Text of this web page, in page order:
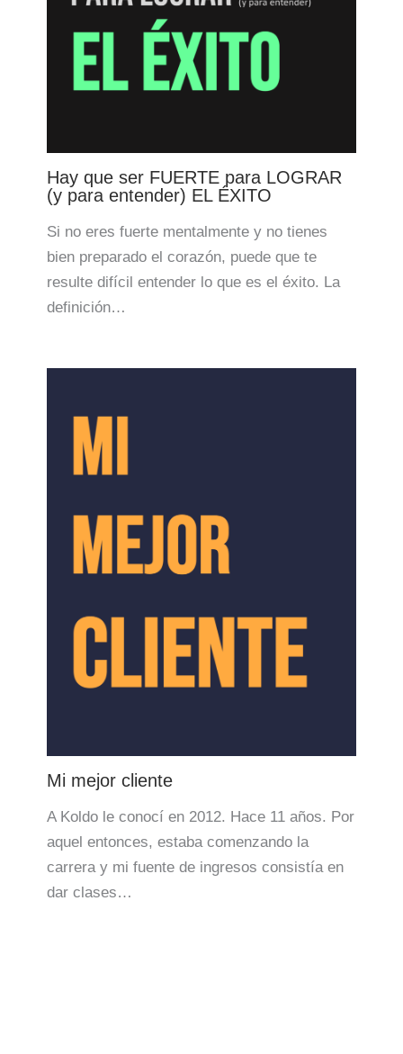
Hay que ser FUERTE para LOGRAR
(y para entender) EL ÉXITO
Si no eres fuerte mentalmente y no tienes
bien preparado el corazón, puede que te
resulte difícil entender lo que es el éxito. La
definición…
Mi mejor cliente
A Koldo le conocí en 2012. Hace 11 años. Por
aquel entonces, estaba comenzando la
carrera y mi fuente de ingresos consistía en
dar clases…